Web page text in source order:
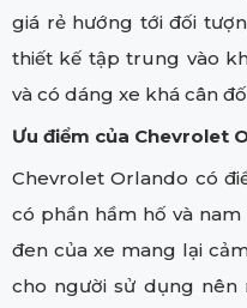
giá rẻ hướng tới đối
thiết kế tập trung vào
và có dáng xe khá cân
Ưu điểm của Chevrolet
Chevrolet Orlando có
có phần hầm hố và
đen của xe mang lại
cho người sử dụng nên